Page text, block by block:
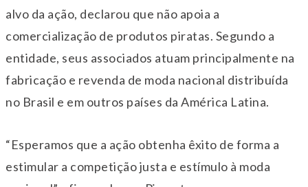
alvo da ação, declarou que não apoia a
comercialização de produtos piratas. Segundo a
entidade, seus associados atuam principalmente na
fabricação e revenda de moda nacional distribuída
no Brasil e em outros países da América Latina.
“Esperamos que a ação obtenha êxito de forma a
estimular a competição justa e estímulo à moda